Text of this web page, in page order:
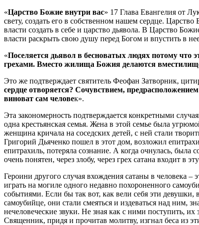
«Царство Божие внутри вас» 17 Глава Евангелия от
свету, создать его в собственном нашем сердце.
власти создать в себе и царство дьявола. В Царство
власти раскрыть свою душу перед Богом и впустить в
«Поселяется дьявол в бесноватых людях потому
грехами. Вместо жилища Божия делаются
Это же подтверждает святитель Феофан Затворник,
сердце отворяется? Сочувствием,
виноват сам человек».
Эта закономерность подтверждается конкретными
одна крестьянская семья. Жена в этой семье была
женщина кричала на соседских детей, с ней стали
Григорий Дьяченко пошел в этот дом, возложил
епитрахиль, потеряла сознание. А когда очнулась,
очень понятен, через злобу, через грех сатана входит в
Героини другого случая вхождения сатаны в человека –
играть на могиле одного недавно похороненного
событиями. Если бы так вот, как вели себя эти
самоубийце, они стали смеяться и издеваться над ним,
нечеловеческие звуки. Не зная как с ними поступить,
Священник, придя и прочитав молитву, изгнал беса из